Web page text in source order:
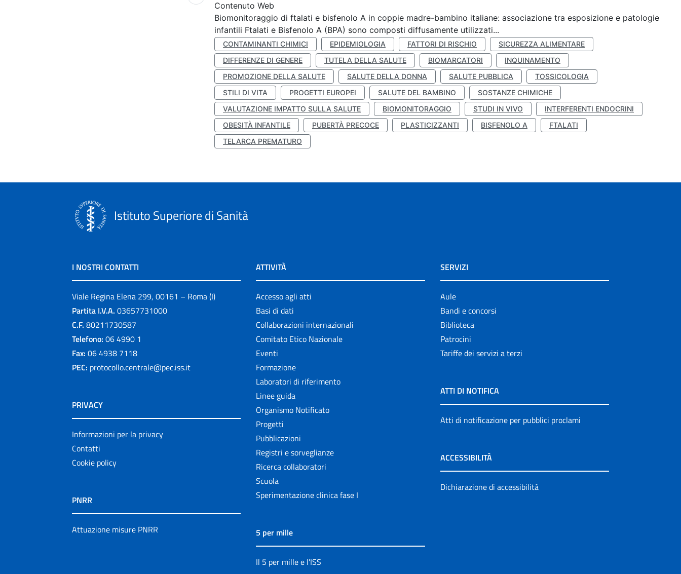
Contenuto Web
Biomonitoraggio di ftalati e bisfenolo A in coppie madre-bambino italiane: associazione tra esposizione e patologie
infantili Ftalati e Bisfenolo A (BPA) sono composti diffusamente utilizzati...
CONTAMINANTI CHIMICI EPIDEMIOLOGIA FATTORI DI RISCHIO
SICUREZZA ALIMENTARE
DIFFERENZE DI GENERE
TUTELA DELLA SALUTE BIOMARCATORI
INQUINAMENTO
PROMOZIONE DELLA SALUTE
SALUTE DELLA DONNA SALUTE PUBBLICA
TOSSICOLOGIA
STILI DI VITA
PROGETTI EUROPEI SALUTE DEL BAMBINO
SOSTANZE CHIMICHE
VALUTAZIONE IMPATTO SULLA SALUTE
BIOMONITORAGGIO STUDI IN VIVO
INTERFERENTI ENDOCRINI
OBESITÀ INFANTILE
PUBERTÀ PRECOCE PLASTICIZZANTI BISFENOLO A
FTALATI
TELARCA PREMATURO
Istituto Superiore di Sanità
I NOSTRI CONTATTI
Viale Regina Elena 299, 00161 – Roma (I)
Partita I.V.A. 03657731000
C.F. 80211730587
Telefono: 06 4990 1
Fax: 06 4938 7118
PEC: protocollo.centrale@pec.iss.it
PRIVACY
Informazioni per la privacy
Contatti
Cookie policy
PNRR
Attuazione misure PNRR
ATTIVITÀ
Accesso agli atti
Basi di dati
Collaborazioni internazionali
Comitato Etico Nazionale
Eventi
Formazione
Laboratori di riferimento
Linee guida
Organismo Notificato
Progetti
Pubblicazioni
Registri e sorveglianze
Ricerca collaboratori
Scuola
Sperimentazione clinica fase I
5 per mille
Il 5 per mille e l'ISS
SERVIZI
Aule
Bandi e concorsi
Biblioteca
Patrocini
Tariffe dei servizi a terzi
ATTI DI NOTIFICA
Atti di notificazione per pubblici proclami
ACCESSIBILITÀ
Dichiarazione di accessibilità